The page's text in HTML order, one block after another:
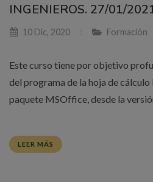
INGENIEROS. 27/01/
10 Dic, 2020 Formación
Este curso tiene por objetivo
del programa de la hoja de cálculo
paquete MSOffice, desde la
LEER MÁS